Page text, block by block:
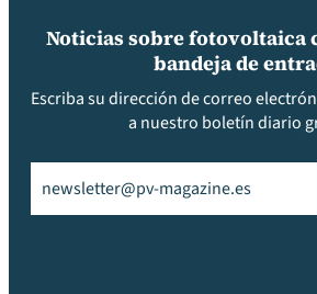
Noticias sobre fotovoltaica
bandeja de
Escriba su dirección de correo
a nuestro boletín diario